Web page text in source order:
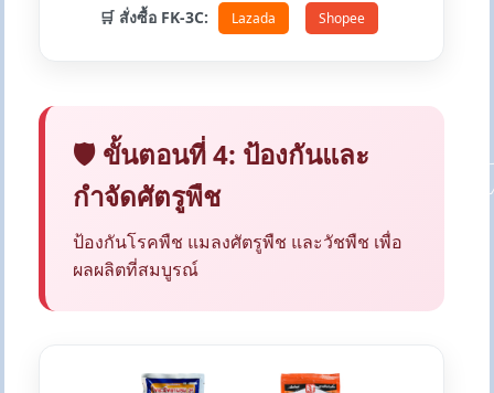
🛒 สั่งซื้อ FK-3C: Lazada Shopee
🛡️ ขั้นตอนที่ 4: ป้องกันและ
กำจัดศัตรูพืช
ป้องกันโรคพืช แมลงศัตรูพืช และวัชพืช เพื่อ
ผลผลิตที่สมบูรณ์